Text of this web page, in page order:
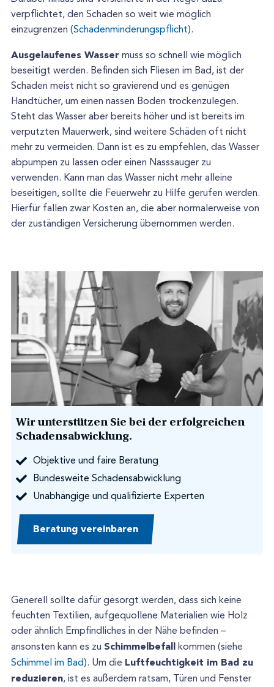
verpflichtet, den Schaden so weit wie möglich
einzugrenzen (Schadenminderungspflicht).
Ausgelaufenes Wasser muss so schnell wie möglich
beseitigt werden. Befinden sich Fliesen im Bad, ist der
Schaden meist nicht so gravierend und es genügen
Handtücher, um einen nassen Boden trockenzulegen.
Steht das Wasser aber bereits höher und ist bereits im
verputzten Mauerwerk, sind weitere Schäden oft nicht
mehr zu vermeiden. Dann ist es zu empfehlen, das Wasser
abpumpen zu lassen oder einen Nasssauger zu
verwenden. Kann man das Wasser nicht mehr alleine
beseitigen, sollte die Feuerwehr zu Hilfe gerufen werden.
Hierfür fallen zwar Kosten an, die aber normalerweise von
der zuständigen Versicherung übernommen werden.
Wir unterstützen Sie bei der erfolgreichen
Schadensabwicklung.
Objektive und faire Beratung
Bundesweite Schadensabwicklung
Unabhängige und qualifizierte Experten
Beratung vereinbaren
Generell sollte dafür gesorgt werden, dass sich keine
feuchten Textilien, aufgequollene Materialien wie Holz
oder ähnlich Empfindliches in der Nähe befinden –
ansonsten kann es zu Schimmelbefall kommen (siehe
Schimmel im Bad). Um die Luftfeuchtigkeit im Bad zu
reduzieren, ist es außerdem ratsam, Türen und Fenster